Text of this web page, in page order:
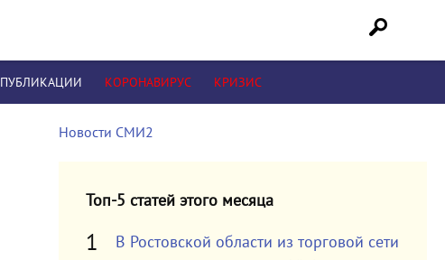
ПУБЛИКАЦИИ КОРОНАВИРУС КРИЗИС
Новости СМИ2
Топ-5 статей этого месяца
В Ростовской области из торговой сети